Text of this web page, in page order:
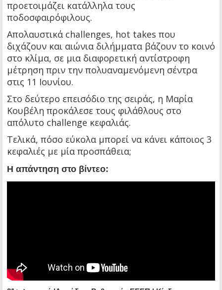
προετοιμάζει κατάλληλα τους
ποδοσφαιρόφιλους.
Απολαυστικά challenges, hot takes που
διχάζουν και αιώνια διλήμματα βάζουν το κοινό
στο κλίμα, σε μια διαφορετική αντίστροφη
μέτρηση πριν την πολυαναμενόμενη σέντρα
στις 11 Ιουνίου.
Στο δεύτερο επεισόδιο της σειράς, η Μαρία
Κουβέλη προκάλεσε τους φιλάθλους στο
απόλυτο challenge κεφαλιάς.
Τελικά, πόσο εύκολα μπορεί να κάνει κάποιος 3
κεφαλιές με μία προσπάθεια;
Η απάντηση στο βίντεο: